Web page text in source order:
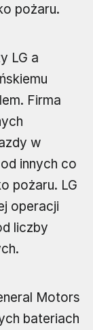
pożaru.
LG a
Firma
w
innych co
pożaru. LG
operacji
liczby
Motors
bateriach